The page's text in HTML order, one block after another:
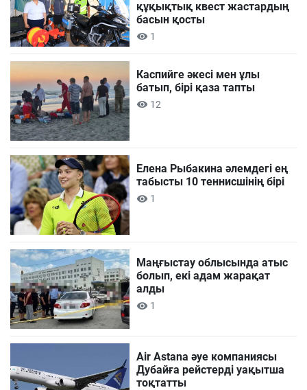
құқықтық квест жастардың
басын қосты
1
Каспийге әкесі мен ұлы
батып, бірі қаза тапты
12
Елена Рыбакина әлемдегі ең
табысты 10 теннисшінің бірі
1
Маңғыстау облысында атыс
болып, екі адам жарақат
алды
1
Air Astana әуе компаниясы
Дубайға рейстерді уақытша
тоқтатты